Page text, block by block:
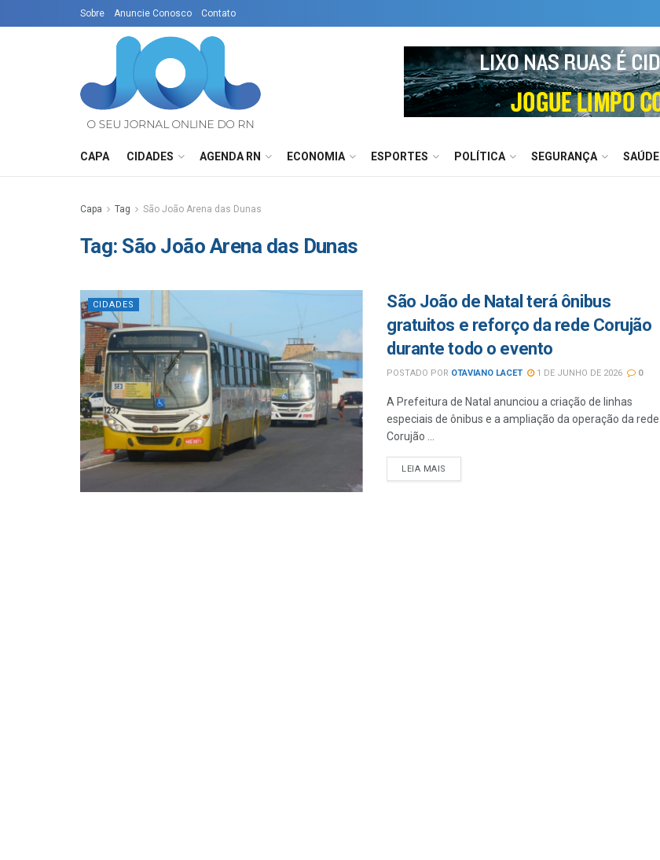
Sobre Anuncie Conosco Contato
CAPA CIDADES AGENDA RN ECONOMIA ESPORTES POLÍTICA SEGURANÇA SAÚDE
Capa Tag São João Arena das Dunas
Tag: São João Arena das Dunas
CIDADES
São João de Natal terá ônibus
gratuitos e reforço da rede Corujão
durante todo o evento
POSTADO POR OTAVIANO LACET 1 DE JUNHO DE 2026 0
A Prefeitura de Natal anunciou a criação de linhas
especiais de ônibus e a ampliação da operação da rede
Corujão ...
LEIA MAIS